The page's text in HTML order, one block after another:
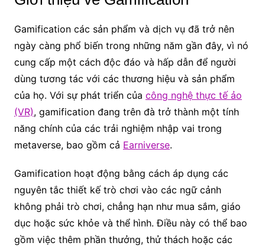
Gamification các sản phẩm và dịch vụ đã trở nên
ngày càng phổ biến trong những năm gần đây, vì nó
cung cấp một cách độc đáo và hấp dẫn để người
dùng tương tác với các thương hiệu và sản phẩm
của họ. Với sự phát triển của công nghệ thực tế ảo
(VR), gamification đang trên đà trở thành một tính
năng chính của các trải nghiệm nhập vai trong
metaverse, bao gồm cả Earniverse.
Gamification hoạt động bằng cách áp dụng các
nguyên tắc thiết kế trò chơi vào các ngữ cảnh
không phải trò chơi, chẳng hạn như mua sắm, giáo
dục hoặc sức khỏe và thể hình. Điều này có thể bao
gồm việc thêm phần thưởng, thử thách hoặc các